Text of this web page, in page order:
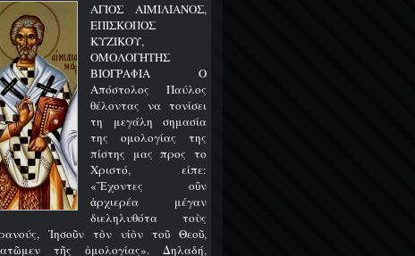
ΑΓΙΟΣ ΑΙΜΙΛΙΑΝΟΣ,
ΕΠΙΣΚΟΠΟΣ
ΚΥΖΙΚΟΥ,
ΟΜΟΛΟΓΗΤΗΣ
ΒΙΟΓΡΑΦΙΑ Ο
Απόστολος Παύλος
θέλοντας να τονίσει
τη μεγάλη σημασία
της ομολογίας της
πίστης μας προς το
Χριστό, είπε:
«Ἔχοντες οὒν
ἀρχιερέα μέγαν
διεληλυθότα τοὺς
Ἰησοῦν τὸν υἱὸν τοῦ Θεοῦ,
τῆς ὁμολογίας». Δηλαδή,